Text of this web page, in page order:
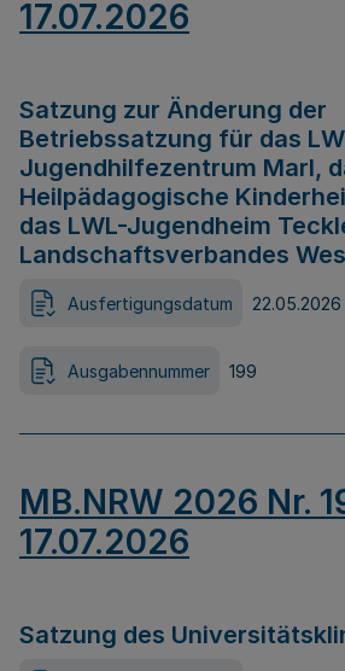
17.07.2026
Satzung zur Änderung der
Betriebssatzung für das
Jugendhilfezentrum Marl,
Heilpädagogische
das LWL-Jugendheim
Landschaftsverbandes
Ausfertigungsdatum 22.05.2026
Ausgabennummer 199
MB.NRW 2026 Nr.
17.07.2026
Satzung des